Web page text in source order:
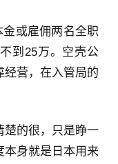
金或雇佣两名全职
到25万。空壳公
经营，在入管局的
楚的很，只是睁一
本身就是日本用来